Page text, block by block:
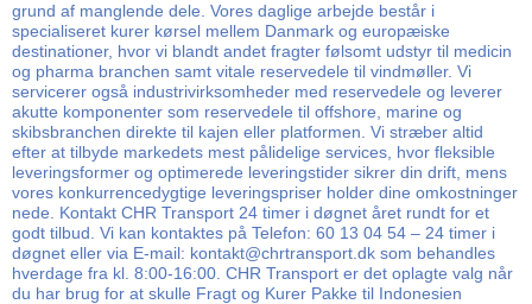
grund af manglende dele. Vores daglige arbejde består i
specialiseret kurer kørsel mellem Danmark og europæiske
destinationer, hvor vi blandt andet fragter følsomt udstyr til medicin
og pharma branchen samt vitale reservedele til vindmøller. Vi
servicerer også industrivirksomheder med reservedele og leverer
akutte komponenter som reservedele til offshore, marine og
skibsbranchen direkte til kajen eller platformen. Vi stræber altid
efter at tilbyde markedets mest pålidelige services, hvor fleksible
leveringsformer og optimerede leveringstider sikrer din drift, mens
vores konkurrencedygtige leveringspriser holder dine omkostninger
nede. Kontakt CHR Transport 24 timer i døgnet året rundt for et
godt tilbud. Vi kan kontaktes på Telefon: 60 13 04 54 – 24 timer i
døgnet eller via E-mail: kontakt@chrtransport.dk som behandles
hverdage fra kl. 8:00-16:00. CHR Transport er det oplagte valg når
du har brug for at skulle Fragt og Kurer Pakke til Indonesien